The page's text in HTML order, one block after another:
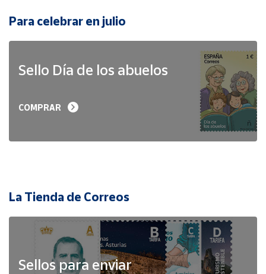
Para celebrar en julio
Sello Día de los abuelos
COMPRAR
La Tienda de Correos
Sellos para enviar